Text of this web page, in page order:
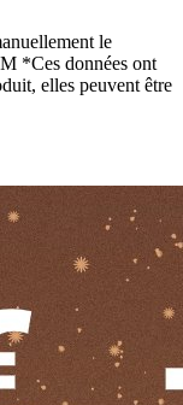
le
*Ces données ont
elles peuvent être